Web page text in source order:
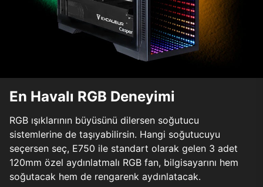
En Havalı RGB Deneyimi
RGB ışıklarının büyüsünü dilersen soğutucu
sistemlerine de taşıyabilirsin. Hangi soğutucuyu
seçersen seç, E750 ile standart olarak gelen 3 adet
120mm özel aydınlatmalı RGB fan, bilgisayarını hem
soğutacak hem de rengarenk aydınlatacak.